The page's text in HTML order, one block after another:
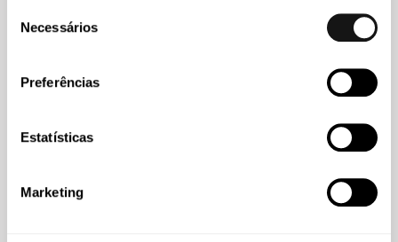
Necessários
Preferências
Estatísticas
Marketing